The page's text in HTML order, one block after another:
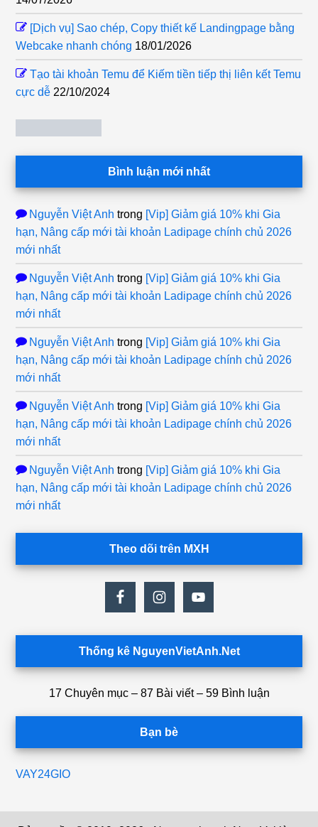
[Dịch vụ] Sao chép, Copy thiết kế Landingpage bằng
Webcake nhanh chóng 18/01/2026
Tạo tài khoản Temu để Kiếm tiền tiếp thị liên kết Temu
cực dễ 22/10/2024
Bình luận mới nhất
Nguyễn Việt Anh trong [Vip] Giảm giá 10% khi Gia
hạn, Nâng cấp mới tài khoản Ladipage chính chủ 2026
mới nhất
Nguyễn Việt Anh trong [Vip] Giảm giá 10% khi Gia
hạn, Nâng cấp mới tài khoản Ladipage chính chủ 2026
mới nhất
Nguyễn Việt Anh trong [Vip] Giảm giá 10% khi Gia
hạn, Nâng cấp mới tài khoản Ladipage chính chủ 2026
mới nhất
Nguyễn Việt Anh trong [Vip] Giảm giá 10% khi Gia
hạn, Nâng cấp mới tài khoản Ladipage chính chủ 2026
mới nhất
Nguyễn Việt Anh trong [Vip] Giảm giá 10% khi Gia
hạn, Nâng cấp mới tài khoản Ladipage chính chủ 2026
mới nhất
Theo dõi trên MXH
Thống kê NguyenVietAnh.Net
17 Chuyên mục – 87 Bài viết – 59 Bình luận
Bạn bè
VAY24GIO